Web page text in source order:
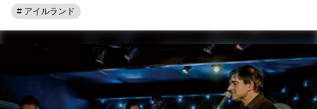
# アイルランド